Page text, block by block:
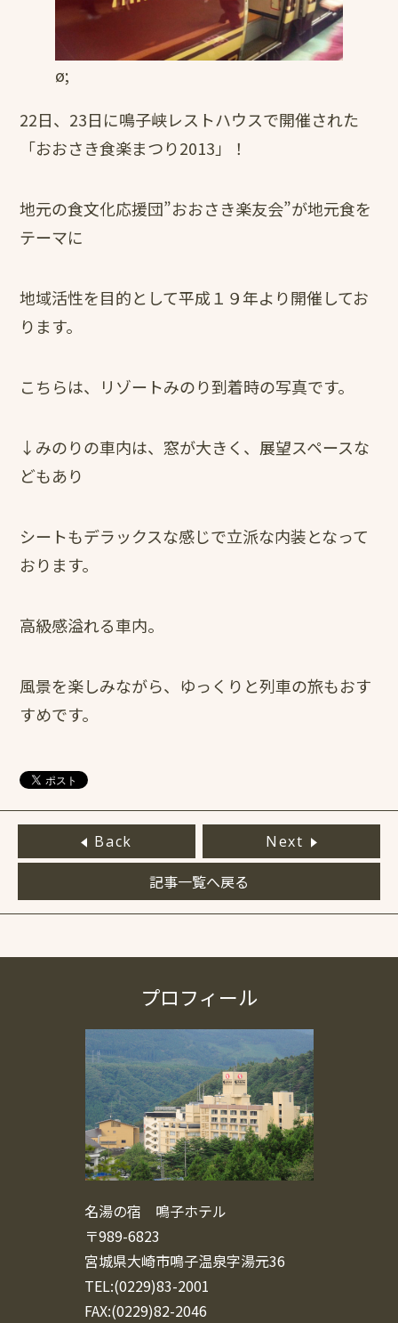
ø;
22日、23日に鳴子峡レストハウスで開催された
「おおさき食楽まつり2013」！
地元の食文化応援団”おおさき楽友会”が地元食を
テーマに
地域活性を目的として平成１９年より開催してお
ります。
こちらは、リゾートみのり到着時の写真です。
↓みのりの車内は、窓が大きく、展望スペースな
どもあり
シートもデラックスな感じで立派な内装となって
おります。
高級感溢れる車内。
風景を楽しみながら、ゆっくりと列車の旅もおす
すめです。
Back Next
記事一覧へ戻る
プロフィール
名湯の宿 鳴子ホテル
〒989-6823
宮城県大崎市鳴子温泉字湯元36
TEL:(0229)83-2001
FAX:(0229)82-2046